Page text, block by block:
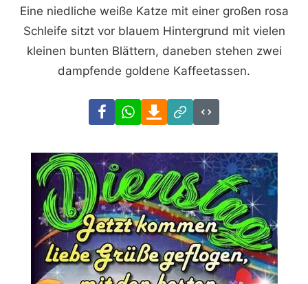
Eine niedliche weiße Katze mit einer großen rosa
Schleife sitzt vor blauem Hintergrund mit vielen
kleinen bunten Blättern, daneben stehen zwei
dampfende goldene Kaffeetassen.
FacebookWhatsAppDownload
Link
Code